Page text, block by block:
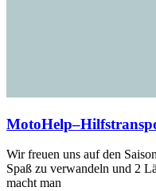
Wir freuen uns auf den
Spaß zu verwandeln und 2
macht man